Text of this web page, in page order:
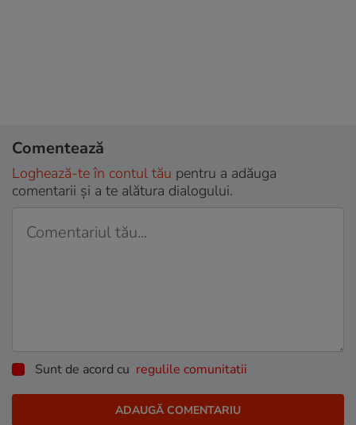
Comentează
Loghează-te în contul tău pentru a adăuga
comentarii și a te alătura dialogului.
Sunt de acord cu regulile comunitatii